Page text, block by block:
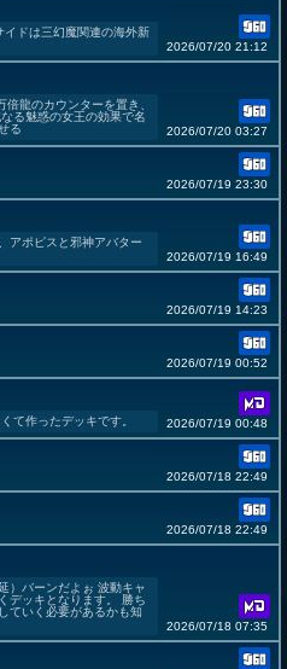
ドは三幻魔関連の海外新
2026/07/20 21:12
龍のカウンターを置き、
る魅惑の女王の効果で名
る
2026/07/20 03:27
2026/07/19 23:30
アポピスと邪神アバター
2026/07/19 16:49
2026/07/19 14:23
2026/07/19 00:52
て作ったデッキです。 2026/07/19 00:48
2026/07/18 22:49
2026/07/18 22:49
）バーンだよぉ 波動キャ
デッキとなります。 勝ち
ていく必要があるかも知
2026/07/18 07:35